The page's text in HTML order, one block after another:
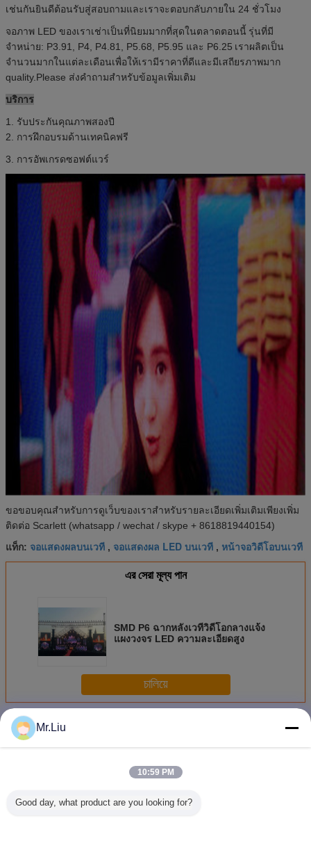
เช่นกันยินดีต้อนรับสู่สอบถามและเราจะตอบกลับภายใน 24 ชั่วโมง
จอภาพ LED ของเราเช่าเป็นที่นิยมมากที่สุดในตลาดตอนนี้ รุ่นที่มี
จำหน่าย: P3.91, P4, P4.81, P5.68, P5.95 และ P6.25 เราผลิตเป็น
จำนวนมากในแต่ละเดือนเพื่อให้เรามีราคาที่ดีและมีเสถียรภาพมาก
quality.Please ส่งคำถามสำหรับข้อมูลเพิ่มเติม
บริการ
1. รับประกันคุณภาพสองปี
2. การฝึกอบรมด้านเทคนิคฟรี
3. การอัพเกรดซอฟต์แวร์
ขอขอบคุณสำหรับการดูเว็บของเราสำหรับรายละเอียดเพิ่มเติมเพียงเพิ่ม
ติดต่อ Scarlett (whatsapp / wechat / skype + 8618819440154)
แท็ก: จอแสดงผลบนเวที , จอแสดงผล LED บนเวที , หน้าจอวิดีโอบนเวที
এর সেরা মূল্য পান
SMD P6 ฉากหลังเวทีวิดีโอกลางแจ้ง
แผงวงจร LED ความละเอียดสูง
চালিয়ে
มากกว่า เวที LED หน้าจอ
บริการเช่าจอแสดง
ความสว่างสูงเวที
Mr.Liu
10:59 PM
Good day, what product are you looking for?